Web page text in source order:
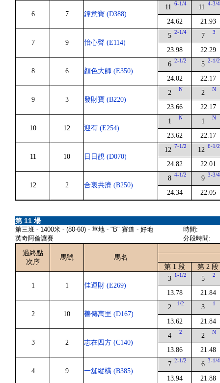
6 7 鐘意寶 (D388)
11 6-1/4
24.62
11 4-3/4
21.93
7 9 怡心聲 (E114)
5 2-1/4
23.98
7 3
22.29
8 6 顏色大師 (E350)
6 2-1/2
24.02
5 2-1/2
22.17
9 3 發財寶 (B220)
2 N
23.66
2 N
22.17
10 12 迎有 (E254)
1 N
23.62
1 N
22.17
11 10 日日靚 (D070)
12 7-1/2
24.82
12 6-1/2
22.01
12 2 合衷共濟 (B250)
8 4-1/2
24.34
9 3-3/4
22.05
第 11 場
第三班 - 1400米 - (80-60) - 草地 - "B" 賽道 - 好地
英奇阿倫讓賽
時間:
分段時間:
過終點
次序
馬號
馬名
第 1 段
第 2 段
1 1 佳運財 (E269)
3 1-1/2
13.78
5 2
21.84
2 10 善傳萬里 (D167)
2 1/2
13.62
3 1
21.84
3 2 志在四方 (C140)
4 2
13.86
2 N
21.48
4 9 一舖縱橫 (B385)
7 2-1/2
13.94
6 3-1/4
21.88